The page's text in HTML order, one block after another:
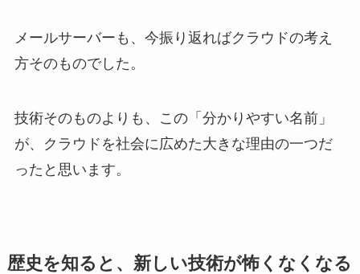
メールサーバーも、今振り返ればクラウドの考え
方そのものでした。
技術そのものよりも、この「分かりやすい名前」
が、クラウドを社会に広めた大きな理由の一つだ
ったと思います。
歴史を知ると、新しい技術が怖くなくなる